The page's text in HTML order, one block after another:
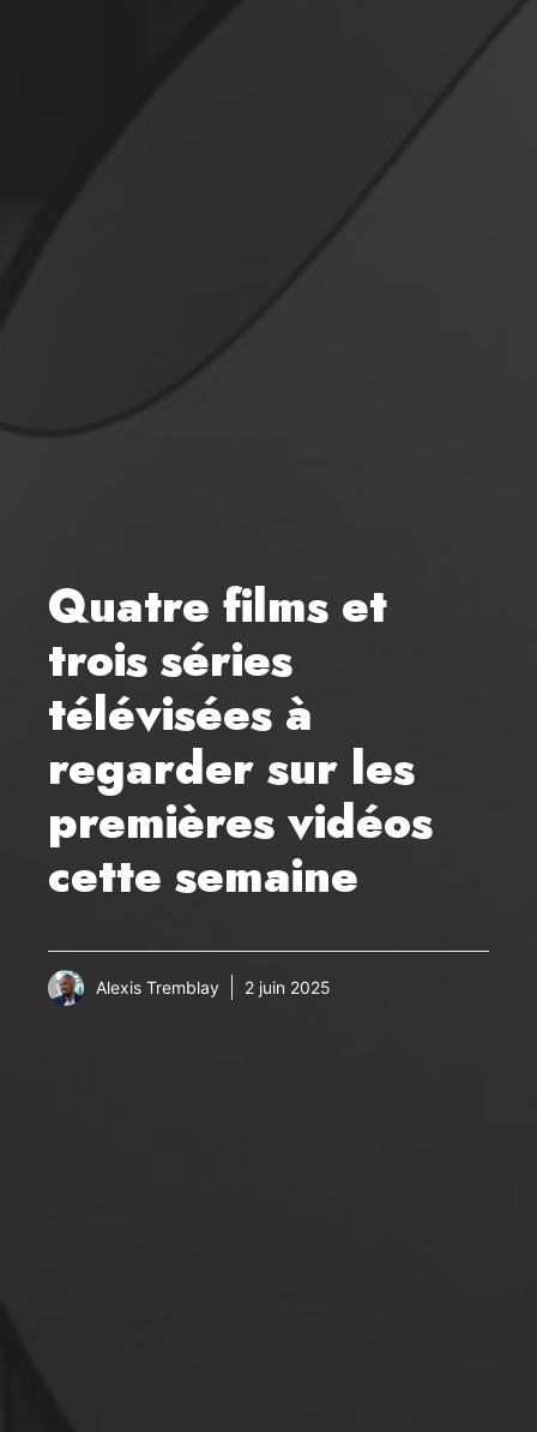
Quatre films et
trois séries
télévisées à
regarder sur les
premières vidéos
cette semaine
Alexis Tremblay 2 juin 2025